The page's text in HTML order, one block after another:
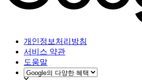
개인정보처리방침
서비스 약관
도움말